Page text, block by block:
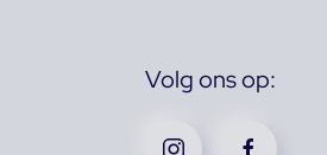
Volg ons op: